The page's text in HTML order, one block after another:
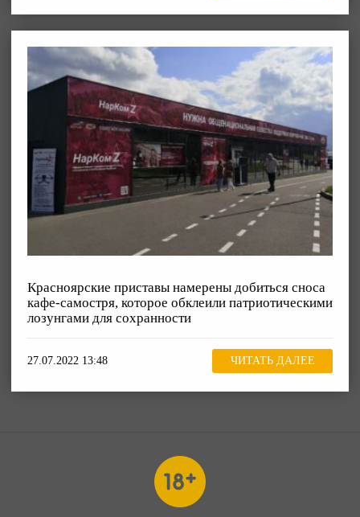
Красноярские приставы намерены добиться сноса
кафе-самостря, которое обклеили патриотическими
лозунгами для сохранности
27.07.2022 13:48 ЧИТАТЬ ДАЛЕЕ